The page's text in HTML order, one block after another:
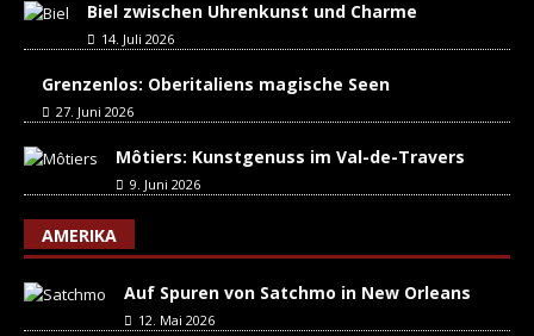
Biel zwischen Uhrenkunst und Charme
14. Juli 2026
Grenzenlos: Oberitaliens magische Seen
27. Juni 2026
Môtiers: Kunstgenuss im Val-de-Travers
9. Juni 2026
AMERIKA
Auf Spuren von Satchmo in New Orleans
12. Mai 2026